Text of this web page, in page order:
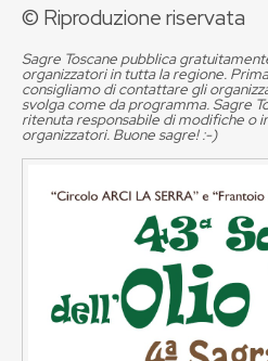
© Riproduzione riservata
Sagre Toscane pubblica
organizzatori in tutta la regione.
consigliamo di contattare gli
svolga come da programma. Sagre
ritenuta responsabile di modifiche o
organizzatori. Buone sagre! :-)